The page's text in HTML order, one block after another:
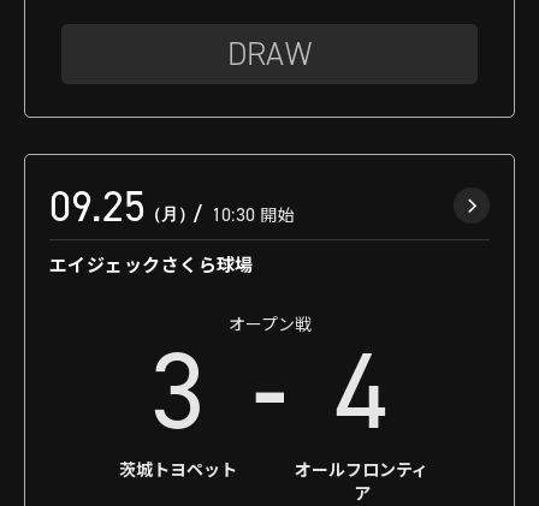
DRAW
09.25 （月） 10:30 開始
エイジェックさくら球場
オープン戦
3
茨城トヨペット
- 4
オールフロンティ
ア